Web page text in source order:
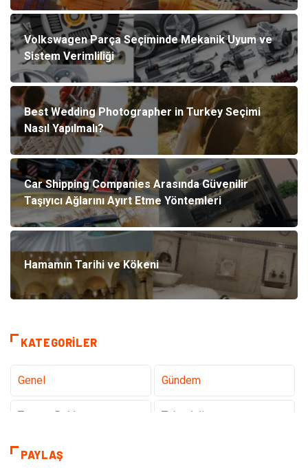
Volkswagen Parça Seçiminde Mekanik Uyum ve
Sistem Verimliliği
Best Wedding Photographer in Turkey Seçimi
Nasıl Yapılmalı?
Car Shipping Companies Arasında Güvenilir
Taşıyıcı Ağlarını Ayırt Etme Yöntemleri
Hamamın Tarihi ve Kökeni
KATEGORILER
Genel Gündem
Tanıtıcı Reklam Teknoloji
Sağlık
PAYLAŞ